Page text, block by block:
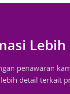
Lebih
penawaran
detail terkait